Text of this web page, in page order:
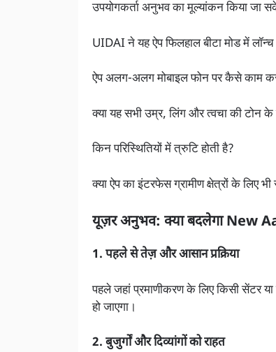
उपयोगकर्ता अनुभव का मूल्यांकन किया जा
UIDAI ने यह ऐप फिलहाल बीटा मोड में
ऐप अलग-अलग मोबाइल फोन पर कैसे काम
क्या यह सभी उम्र, लिंग और त्वचा की टोन के
किन परिस्थितियों में त्रुटि होती है?
क्या ऐप का इंटरफेस ग्रामीण क्षेत्रों के लिए
यूज़र अनुभव: क्या बदलेगा New
1. पहले से तेज़ और आसान प्रक्रिया
पहले जहां प्रमाणीकरण के लिए किसी सेंटर
हो जाएगा।
2. बुजुर्गों और दिव्यांगों को राहत